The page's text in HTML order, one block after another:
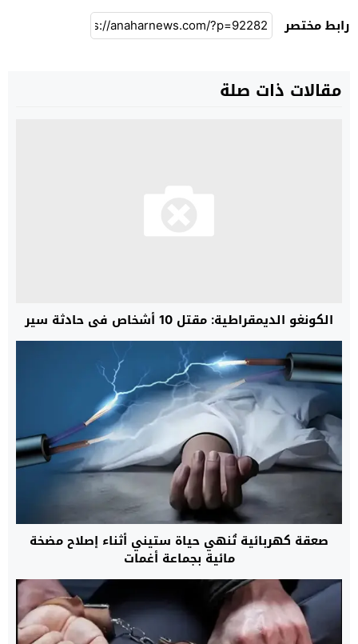
رابط مختصر
مقالات ذات صلة
الكونغو الديمقراطية: مقتل 10 أشخاص في حادثة سير
صعقة كهربائية تُنهي حياة ستيني أثناء إصلاح مضخة
مائية بجماعة أغمات